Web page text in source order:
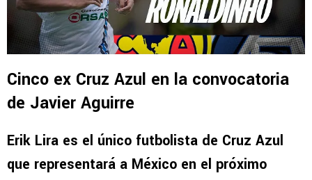
Cinco ex Cruz Azul en la convocatoria
de Javier Aguirre
Erik Lira es el único futbolista de Cruz Azul
que representará a México en el próximo